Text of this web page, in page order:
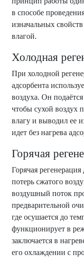
в способе
изначальных
влагой.
Холодная
При холодной
адсорбента
воздуха. Он
чтобы сухой воздух
влагу и выводил ее
идет без нагрева
Горячая
Горячая
потерь сжатого
воздушный поток
предварительной
где осушается до
функционирует в
заключается в
его охлаждении с